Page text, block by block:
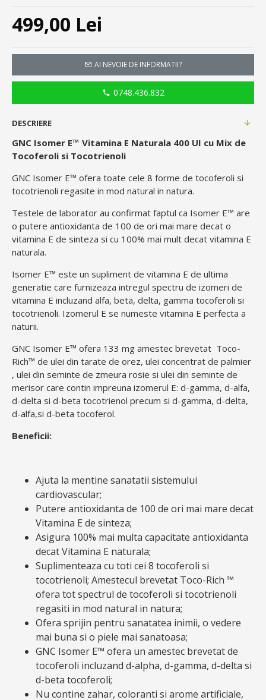
499,00 Lei
AI NEVOIE DE INFORMATII?
0748.436.832
DESCRIERE
GNC Isomer E™ Vitamina E Naturala 400 UI cu Mix de
Tocoferoli si Tocotrienoli
GNC Isomer E™ ofera toate cele 8 forme de tocoferoli si
tocotrienoli regasite in mod natural in natura.
Testele de laborator au confirmat faptul ca Isomer E™ are
o putere antioxidanta de 100 de ori mai mare decat o
vitamina E de sinteza si cu 100% mai mult decat vitamina E
naturala.
Isomer E™ este un supliment de vitamina E de ultima
generatie care furnizeaza intregul spectru de izomeri de
vitamina E incluzand alfa, beta, delta, gamma tocoferoli si
tocotrienoli. Izomerul E se numeste vitamina E perfecta a
naturii.
GNC Isomer E™ ofera 133 mg amestec brevetat Toco-
Rich™ de ulei din tarate de orez, ulei concentrat de palmier
, ulei din seminte de zmeura rosie si ulei din seminte de
merisor care contin impreuna izomerul E: d-gamma, d-alfa,
d-delta si d-beta tocotrienol precum si d-gamma, d-delta,
d-alfa,si d-beta tocoferol.
Beneficii:
Ajuta la mentine sanatatii sistemului
cardiovascular;
Putere antioxidanta de 100 de ori mai mare decat
Vitamina E de sinteza;
Asigura 100% mai multa capacitate antioxidanta
decat Vitamina E naturala;
Suplimenteaza cu toti cei 8 tocoferoli si
tocotrienoli; Amestecul brevetat Toco-Rich ™
ofera tot spectrul de tocoferoli si tocotrienoli
regasiti in mod natural in natura;
Ofera sprijin pentru sanatatea inimii, o vedere
mai buna si o piele mai sanatoasa;
GNC Isomer E™ ofera un amestec brevetat de
tocoferoli incluzand d-alpha, d-gamma, d-delta si
d-beta tocoferoli;
Nu contine zahar, coloranti si arome artificiale,